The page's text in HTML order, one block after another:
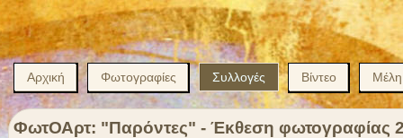
Αρχική Φωτογραφίες Συλλογές Βίντεο Μέλη
ΦωτΟΑρτ: "Παρόντες" - Έκθεση φωτογραφίας